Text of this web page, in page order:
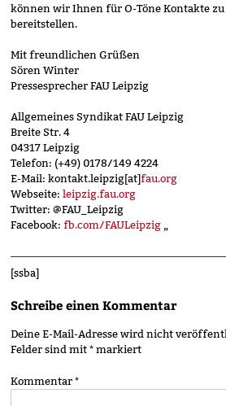
können wir Ihnen für O-Töne Kontakte
bereitstellen.
Mit freundlichen Grüßen
Sören Winter
Pressesprecher FAU Leipzig
Allgemeines Syndikat FAU Leipzig
Breite Str. 4
04317 Leipzig
Telefon: (+49) 0178/149 4224
E-Mail: kontakt.leipzig[at]fau.org
Webseite: leipzig.fau.org
Twitter: @FAU_Leipzig
Facebook: fb.com/FAULeipzig„
[ssba]
Schreibe einen Kommentar
Deine E-Mail-Adresse wird nicht
Felder sind mit*markiert
Kommentar*